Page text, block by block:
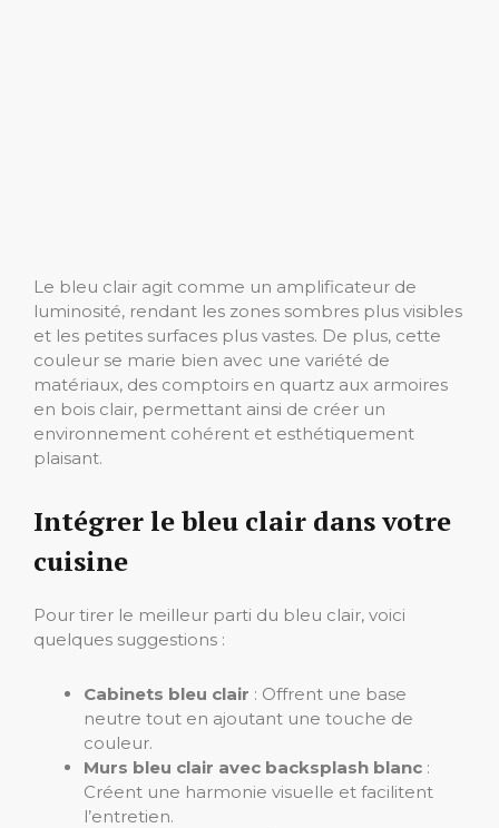
Le bleu clair agit comme un amplificateur de
luminosité, rendant les zones sombres plus visibles
et les petites surfaces plus vastes. De plus, cette
couleur se marie bien avec une variété de
matériaux, des comptoirs en quartz aux armoires
en bois clair, permettant ainsi de créer un
environnement cohérent et esthétiquement
plaisant.
Intégrer le bleu clair dans votre
cuisine
Pour tirer le meilleur parti du bleu clair, voici
quelques suggestions :
Cabinets bleu clair : Offrent une base
neutre tout en ajoutant une touche de
couleur.
Murs bleu clair avec backsplash blanc :
Créent une harmonie visuelle et facilitent
l’entretien.